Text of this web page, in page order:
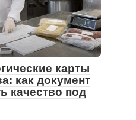
карты
как документ
качество под